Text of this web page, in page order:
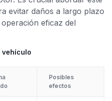
evitar daños a largo plazo
eficaz del
vehículo
Posibles
efectos